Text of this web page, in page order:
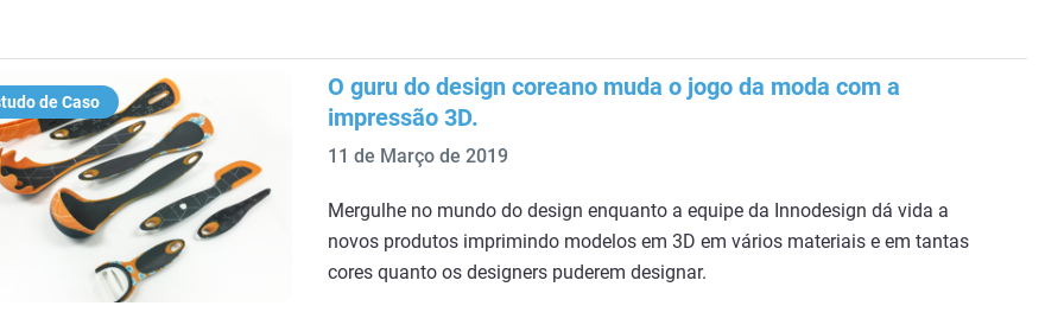
de Caso
O guru do design coreano muda o jogo da moda com a
impressão 3D.
11 de Março de 2019
Mergulhe no mundo do design enquanto a equipe da Innodesign dá vida a
novos produtos imprimindo modelos em 3D em vários materiais e em tantas
cores quanto os designers puderem designar.